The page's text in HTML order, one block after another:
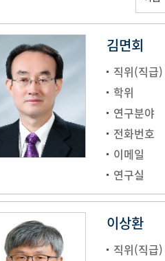
김면회
직위(직급)
학위
연구분야
전화번호
이메일
연구실
이상환
직위(직급)